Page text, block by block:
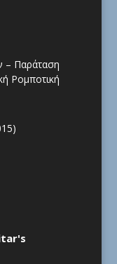
– Παράταση
Ρομποτική